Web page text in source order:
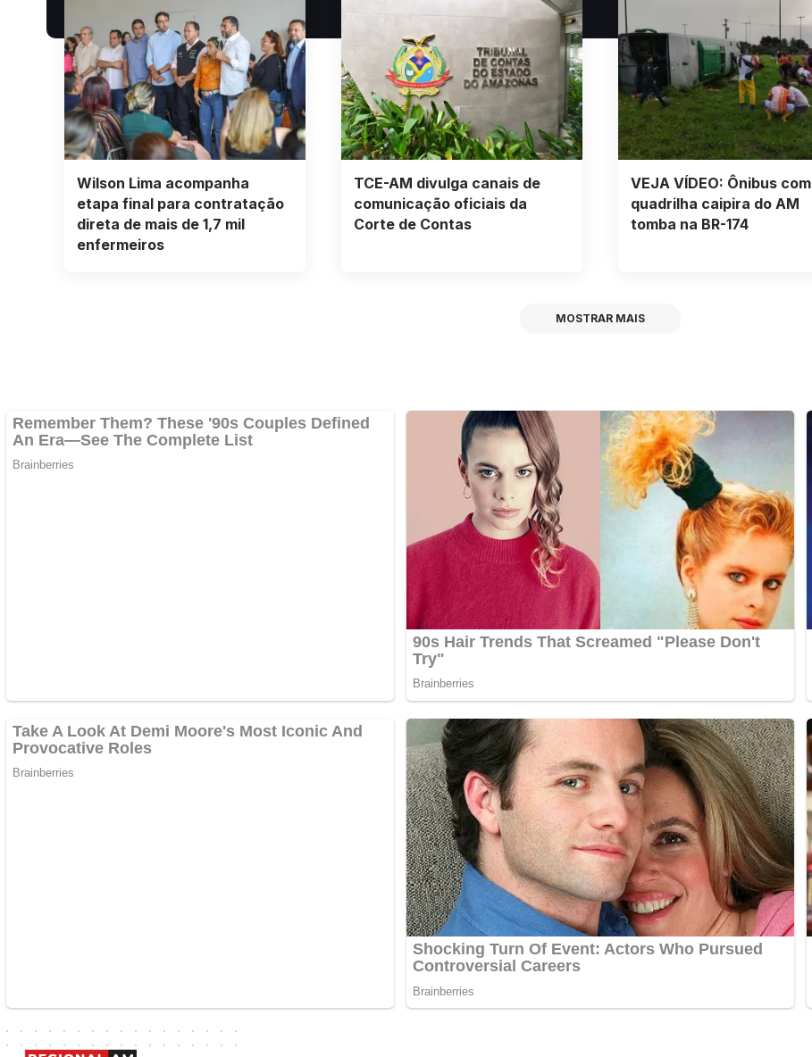
Wilson Lima acompanha
etapa final para contratação
direta de mais de 1,7 mil
enfermeiros
TCE-AM divulga canais de
comunicação oficiais da
Corte de Contas
VEJA VÍDEO: Ônibus com
quadrilha caipira do AM
tomba na BR-174
MOSTRAR MAIS